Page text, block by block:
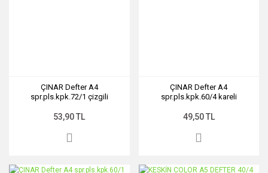
ÇINAR Defter A4
spr.pls.kpk.72/1 çizgili
53,90 TL
ÇINAR Defter A4
spr.pls.kpk.60/4 kareli
49,50 TL